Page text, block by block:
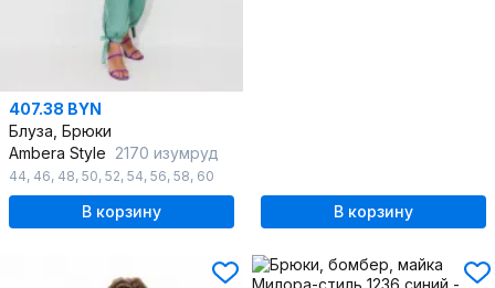
407.38 BYN
Блуза, Брюки
Ambera Style 2170 изумруд
44, 46, 48, 50, 52, 54, 56, 58, 60
В корзину В корзину